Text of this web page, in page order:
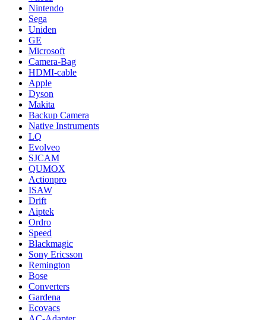
Nintendo
Sega
Uniden
GE
Microsoft
Camera-Bag
HDMI-cable
Apple
Dyson
Makita
Backup Camera
Native Instruments
LQ
Evolveo
SJCAM
QUMOX
Actionpro
ISAW
Drift
Aiptek
Ordro
Speed
Blackmagic
Sony Ericsson
Remington
Bose
Converters
Gardena
Ecovacs